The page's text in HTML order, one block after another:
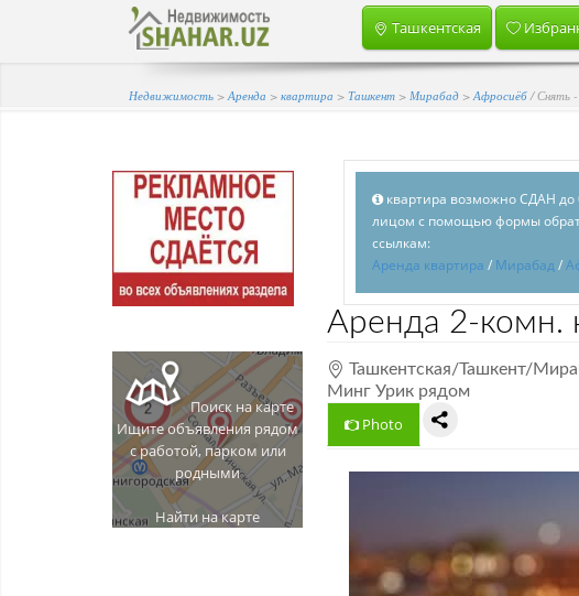
Ташкентская
Недвижимость >Аренда > квартира > Ташкент > Мирабад >Афросиёб/ Снять
Поиск на карте
Ищите объявления рядом
с работой, парком или
родными
Найти на карте
квартира возможно СДАН до
лицом с помощью формы
ссылкам:
Аренда квартира / Мирабад/
Аренда 2-комн.
Ташкентская/Ташкент/
Минг Урик рядом
Photo